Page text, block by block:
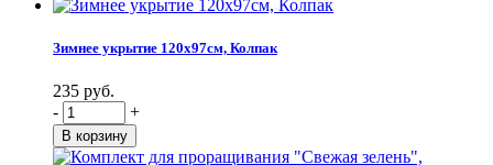
Зимнее укрытие 120х97см, Колпак
235 руб.
-
+